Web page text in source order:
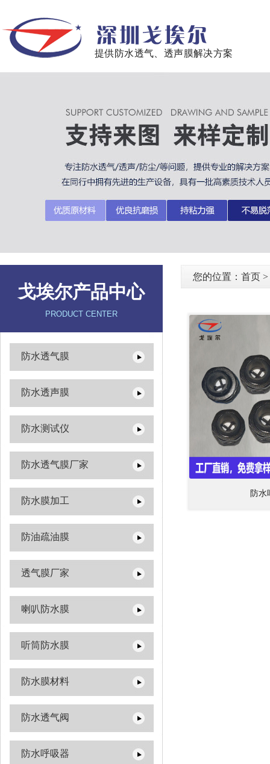
提供防水透气、透声膜解决方案
戈埃尔产品中心
PRODUCT CENTER
防水透气膜
防水透声膜
防水测试仪
防水透气膜厂家
防水膜加工
防油疏油膜
透气膜厂家
喇叭防水膜
听筒防水膜
防水膜材料
防水透气阀
防水呼吸器
您的位置： 首页 >
防水